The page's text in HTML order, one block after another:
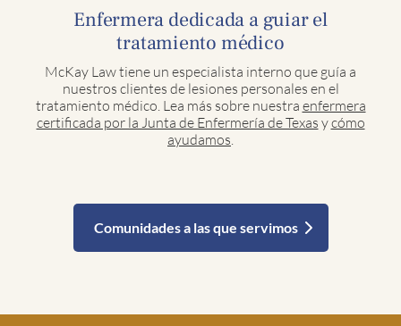
Enfermera dedicada a guiar el
tratamiento médico
McKay Law tiene un especialista interno que guía a
nuestros clientes de lesiones personales en el
tratamiento médico. Lea más sobre nuestra enfermera
certificada por la Junta de Enfermería de Texas ycómo
ayudamos
Comunidades a las que servimos